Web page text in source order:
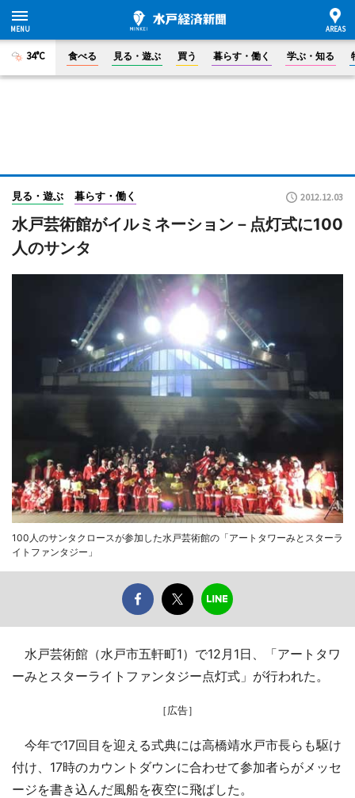
34°C 食べる 見る・遊ぶ 買う 暮らす・働く 学ぶ・知る
見る・遊ぶ 暮らす・働く 2012.12.03
水戸芸術館がイルミネーション－点灯式に100
人のサンタ
100人のサンタクロースが参加した水戸芸術館の「アートタワーみとスターラ
イトファンタジー」
水戸芸術館（水戸市五軒町1）で12月1日、「アートタワ
ーみとスターライトファンタジー点灯式」が行われた。
［広告］
今年で17回目を迎える式典には高橋靖水戸市長らも駆け
付け、17時のカウントダウンに合わせて参加者らがメッセ
ージを書き込んだ風船を夜空に飛ばした。